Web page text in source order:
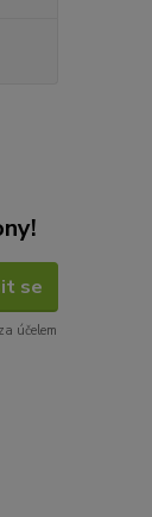
se
za účelem